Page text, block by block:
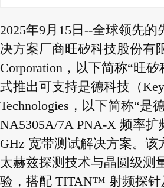
2025年9月15日--全球领先
决方案厂商旺矽科技股份有
Corporation，以下简称“旺
式推出可支持是德科技（
Technologies，以下简称“是
NA5305A/7A PNA-X 频率扩
GHz 宽带测试解决方案。该
太赫兹探测技术与晶圆级测
验，搭配 TITAN™ 射频探针